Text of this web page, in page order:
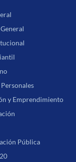
y Emprendimiento
Pública